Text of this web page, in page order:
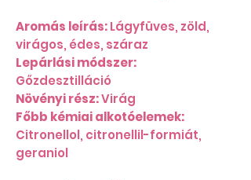
Aromás leírás:Lágyfüves, zöld,
virágos, édes, száraz
Lepárlási módszer:
Gőzdesztilláció
Növényi rész:Virág
Főbb kémiai alkotóelemek:
Citronellol, citronellil-formiát,
geraniol